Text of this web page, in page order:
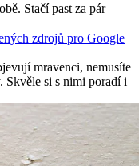
Stačí past za pár
zdrojů pro Google
mravenci, nemusíte
Skvěle si s nimi poradí i